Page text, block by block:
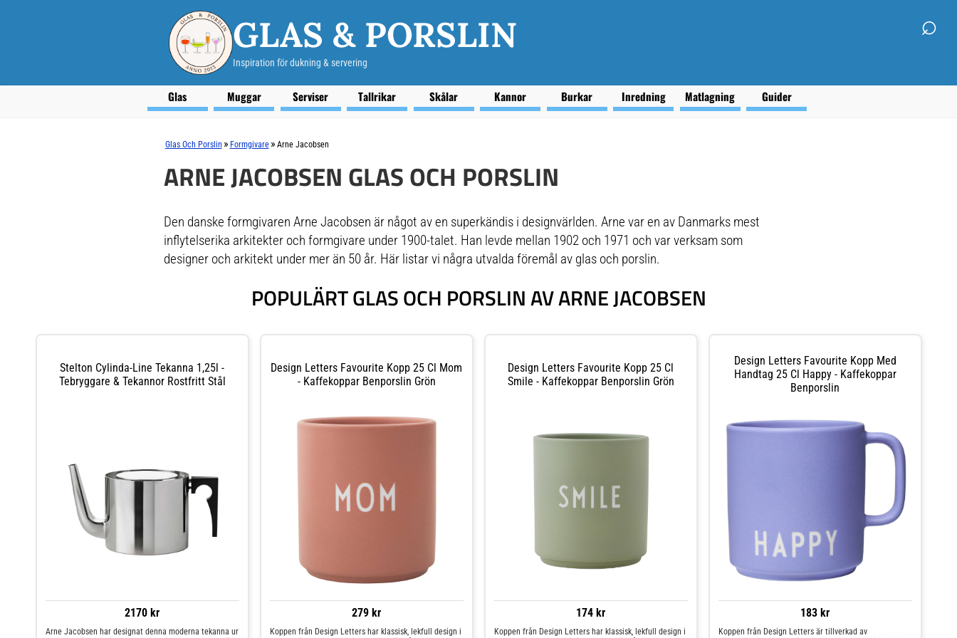
GLAS & PORSLIN
Inspiration för dukning & servering
⌕
Glas Muggar Serviser Tallrikar Skålar Kannor Burkar Inredning Matlagning Guider
Glas Och Porslin » Formgivare » Arne Jacobsen
ARNE JACOBSEN GLAS OCH PORSLIN
Den danske formgivaren Arne Jacobsen är något av en superkändis i designvärlden. Arne var en av Danmarks mest
inflytelserika arkitekter och formgivare under 1900-talet. Han levde mellan 1902 och 1971 och var verksam som
designer och arkitekt under mer än 50 år. Här listar vi några utvalda föremål av glas och porslin.
POPULÄRT GLAS OCH PORSLIN AV ARNE JACOBSEN
Stelton Cylinda-Line Tekanna 1,25l -
Tebryggare & Tekannor Rostfritt Stål
2170 kr
Arne Jacobsen har designat denna moderna tekanna ur
Design Letters Favourite Kopp 25 Cl Mom
- Kaffekoppar Benporslin Grön
279 kr
Koppen från Design Letters har klassisk, lekfull design i
Design Letters Favourite Kopp 25 Cl
Smile - Kaffekoppar Benporslin Grön
174 kr
Koppen från Design Letters har klassisk, lekfull design i
Design Letters Favourite Kopp Med
Handtag 25 Cl Happy - Kaffekoppar
Benporslin
183 kr
Koppen från Design Letters är tillverkad av